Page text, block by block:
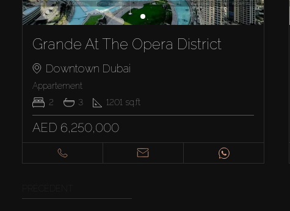
Grande At The Opera District
Downtown Dubai
Appartement
2
3 1201 sq.ft
AED 6,250,000